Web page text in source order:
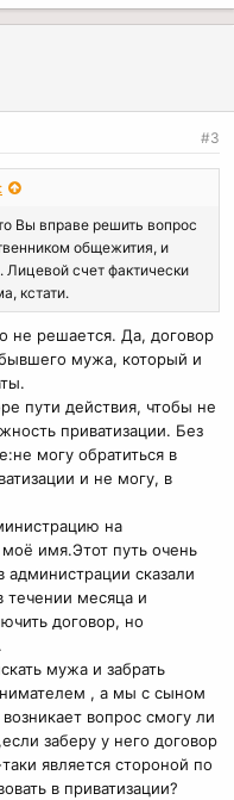
#3
Вы вправе решить вопрос
общежития, и
Лицевой счет фактически
кстати.
не решается. Да, договор
мужа, который и
пути действия, чтобы не
приватизации. Без
могу обратиться в
и не могу, в
на
имя.Этот путь очень
администрации сказали
течении месяца и
договор, но
мужа и забрать
, а мы с сыном
вопрос смогу ли
заберу у него договор
является стороной по
в приватизации?